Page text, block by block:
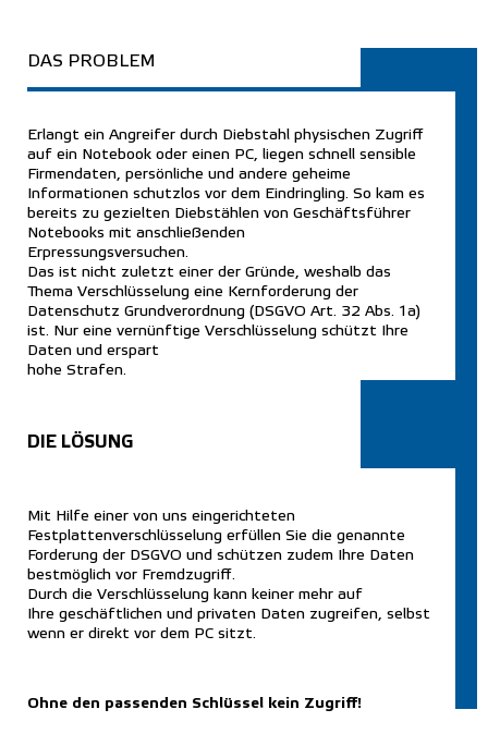
DAS PROBLEM
Erlangt ein Angreifer durch Diebstahl physischen Zugriff
auf ein Notebook oder einen PC, liegen schnell sensible
Firmendaten, persönliche und andere geheime
Informationen schutzlos vor dem Eindringling. So kam es
bereits zu gezielten Diebstählen von Geschäftsführer
Notebooks mit anschließenden
Erpressungsversuchen.
Das ist nicht zuletzt einer der Gründe, weshalb das
Thema Verschlüsselung eine Kernforderung der
Datenschutz Grundverordnung (DSGVO Art. 32 Abs. 1a)
ist. Nur eine vernünftige Verschlüsselung schützt Ihre
Daten und erspart
hohe Strafen.
DIE LÖSUNG
Mit Hilfe einer von uns eingerichteten
Festplattenverschlüsselung erfüllen Sie die genannte
Forderung der DSGVO und schützen zudem Ihre Daten
bestmöglich vor Fremdzugriff.
Durch die Verschlüsselung kann keiner mehr auf
Ihre geschäftlichen und privaten Daten zugreifen, selbst
wenn er direkt vor dem PC sitzt.
Ohne den passenden Schlüssel kein Zugriff!